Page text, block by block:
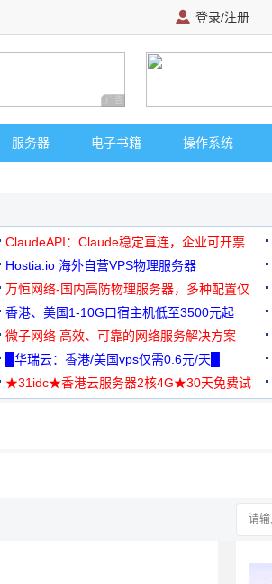
登录/注册
广告 商业广告，理性选择
服务器 电子书籍 操作系统
ClaudeAPI：Claude稳定直连，企业可开票
Hostia.io 海外自营VPS物理服务器
万恒网络-国内高防物理服务器，多种配置仅
99元/月起
香港、美国1-10G口宿主机低至3500元起
微子网络 高效、可靠的网络服务解决方案
█华瑞云：香港/美国vps仅需0.6元/天█
★31idc★香港云服务器2核4G★30天免费试